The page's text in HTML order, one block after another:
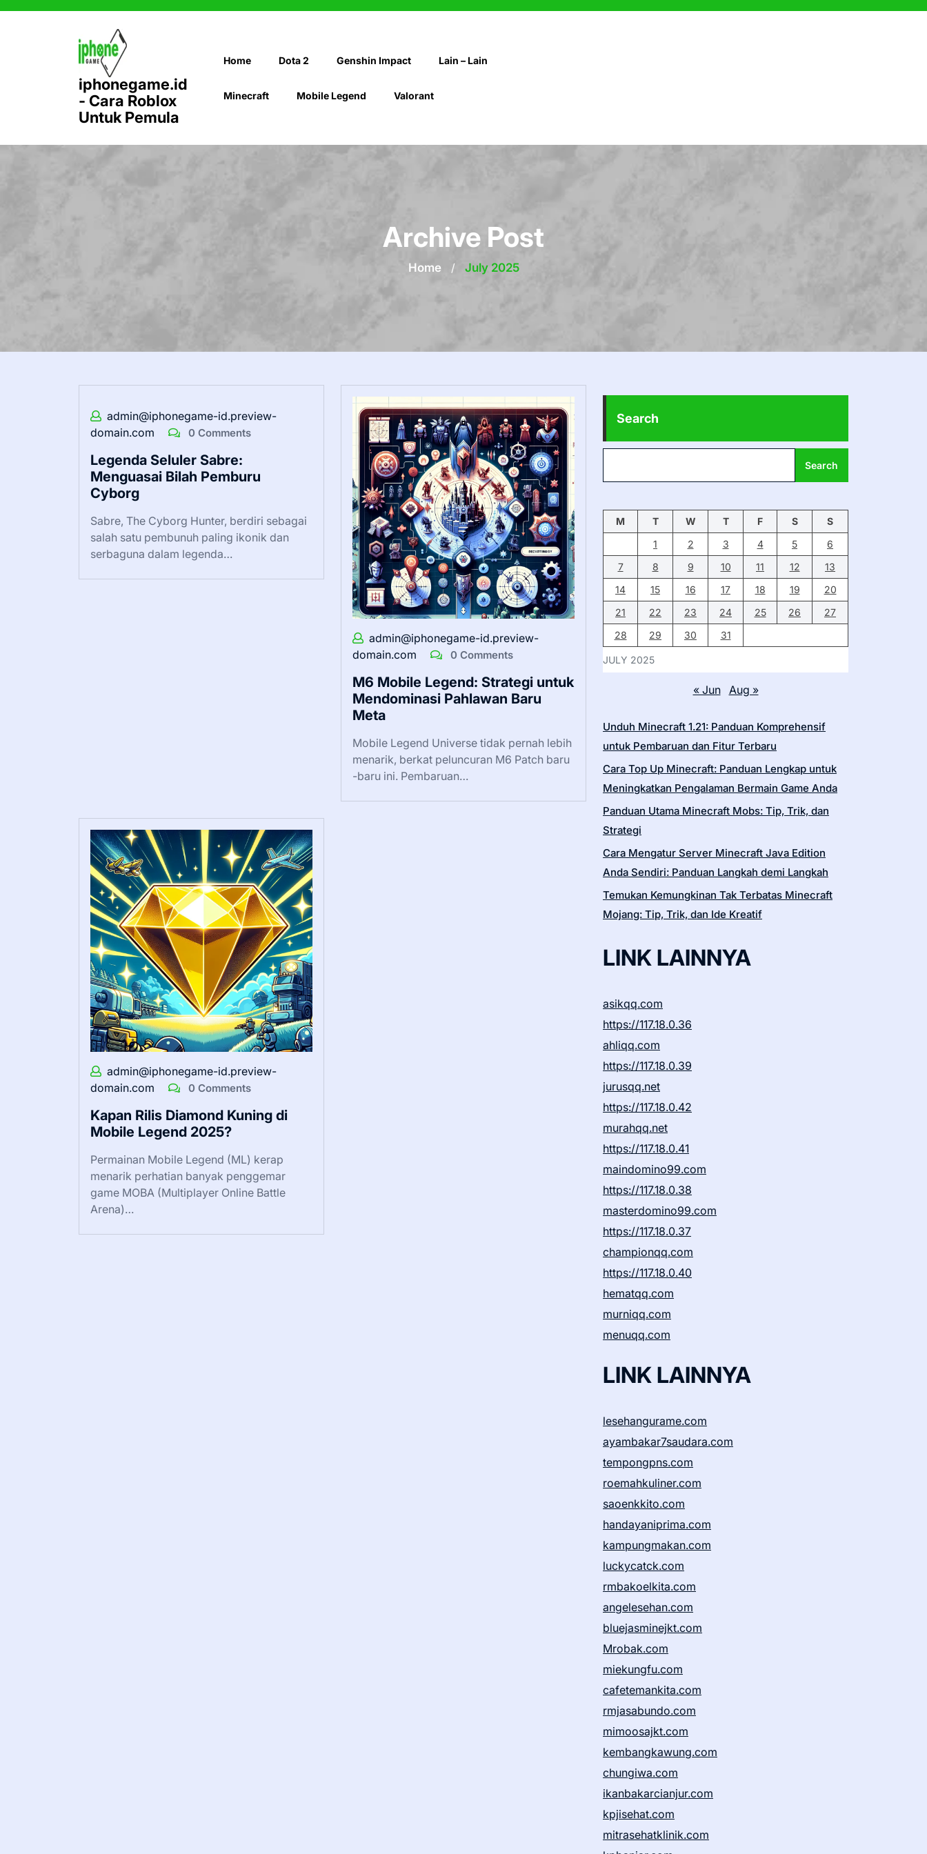
Skip
iphonegame.id
- Cara Roblox
Untuk Pemula
Home Dota 2 Genshin Impact Lain – Lain
Minecraft Mobile Legend Valorant
Archive Post
Home / July 2025
admin@iphonegame-id.preview-
domain.com
0 Comments
Legenda Seluler Sabre:
Menguasai Bilah Pemburu
Cyborg
Sabre, The Cyborg Hunter, berdiri sebagai
salah satu pembunuh paling ikonik dan
serbaguna dalam legenda…
admin@iphonegame-id.preview-
domain.com
0 Comments
M6 Mobile Legend: Strategi untuk
Mendominasi Pahlawan Baru
Meta
Mobile Legend Universe tidak pernah lebih
menarik, berkat peluncuran M6 Patch baru
-baru ini. Pembaruan…
admin@iphonegame-id.preview-
domain.com
0 Comments
Kapan Rilis Diamond Kuning di
Mobile Legend 2025?
Permainan Mobile Legend (ML) kerap
menarik perhatian banyak penggemar
game MOBA (Multiplayer Online Battle
Arena)…
Search
Search
JULY 2025
M T W T F S
S
1
2 3 4 5
6
7
8 9 10 11 12
13
14
15 16 17 18 19
20
21
22 23 24 25 26
27
28
29 30 31
« Jun Aug »
Unduh Minecraft 1.21: Panduan Komprehensif
untuk Pembaruan dan Fitur Terbaru
Cara Top Up Minecraft: Panduan Lengkap untuk
Meningkatkan Pengalaman Bermain Game Anda
Panduan Utama Minecraft Mobs: Tip, Trik, dan
Strategi
Cara Mengatur Server Minecraft Java Edition
Anda Sendiri: Panduan Langkah demi Langkah
Temukan Kemungkinan Tak Terbatas Minecraft
Mojang: Tip, Trik, dan Ide Kreatif
LINK LAINNYA
asikqq.com
https://117.18.0.36
ahliqq.com
https://117.18.0.39
jurusqq.net
https://117.18.0.42
murahqq.net
https://117.18.0.41
maindomino99.com
https://117.18.0.38
masterdomino99.com
https://117.18.0.37
championqq.com
https://117.18.0.40
hematqq.com
murniqq.com
menuqq.com
LINK LAINNYA
lesehangurame.com
ayambakar7saudara.com
tempongpns.com
roemahkuliner.com
saoenkkito.com
handayaniprima.com
kampungmakan.com
luckycatck.com
rmbakoelkita.com
angelesehan.com
bluejasminejkt.com
Mrobak.com
miekungfu.com
cafetemankita.com
rmjasabundo.com
mimoosajkt.com
kembangkawung.com
chungiwa.com
ikanbakarcianjur.com
kpjisehat.com
mitrasehatklinik.com